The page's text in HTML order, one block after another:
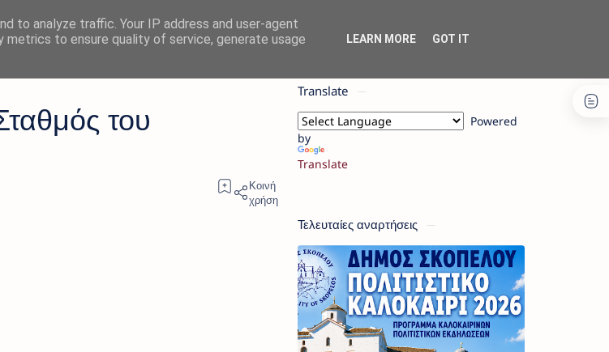
του
Translate
Powered
by
Translate
Τελευταίες αναρτήσεις
to analyze traffic. Your IP address and user-agent
to ensure quality of service, generate usage
LEARN MORE GOT IT